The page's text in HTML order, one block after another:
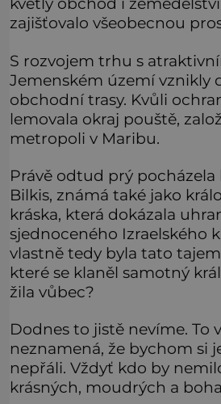
zajišťovalo všeobecnou
S rozvojem trhu s
Jemenském území vznikly
obchodní trasy. Kvůli
lemovala okraj pouště,
metropoli v Maribu.
Právě odtud prý
Bilkis, známá také jako
kráska, která dokázala
sjednoceného Izraelského
vlastně tedy byla tato
které se klaněl samotný
žila vůbec?
Dodnes to jistě nevíme. To
neznamená, že bychom si
nepřáli. Vždyť kdo by
krásných, moudrých a